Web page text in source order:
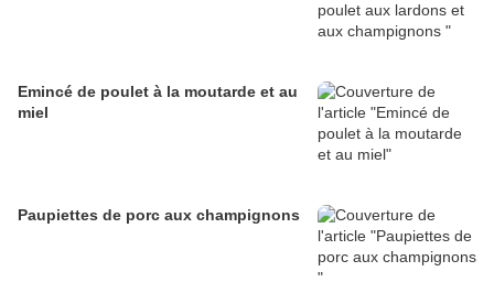
Emincé de poulet à la moutarde et au
miel
Paupiettes de porc aux champignons